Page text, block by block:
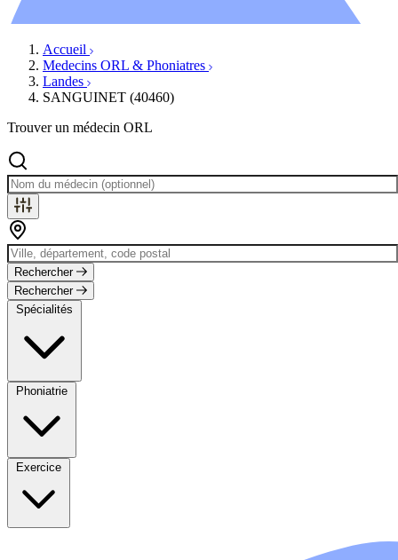
Accueil
Medecins ORL & Phoniatres
Landes
SANGUINET (40460)
Trouver un médecin ORL
Rechercher
Rechercher
Spécialités
Phoniatrie
Exercice